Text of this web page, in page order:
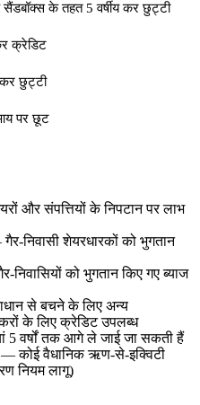
सैंडबॉक्स के तहत 5 वर्षीय कर छुट्टी
क्रेडिट
कर छुट्टी
पर छूट
और संपत्तियों के निपटान पर लाभ
निवासी शेयरधारकों को भुगतान
निवासियों को भुगतान किए गए ब्याज
से बचने के लिए अन्य
करों के लिए क्रेडिट उपलब्ध
5 वर्षों तक आगे ले जाई जा सकती हैं
कोई वैधानिक ऋण-से-इक्विटी
नियम लागू)